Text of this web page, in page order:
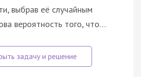
выбрав её случайным
вероятность того, что…